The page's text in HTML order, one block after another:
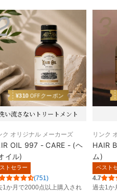
¥310 OFFクーポン
い流さないトリートメント
ク オリジナル メーカーズ
OIL 997 - CARE - (ヘ
イル)
トセラー
(751)
1か月で2000点以上購入され
3
リンク
HAIR
ム)
ベスト
4.7
過去1か